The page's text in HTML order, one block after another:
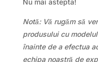
Nu mai astepta!
Notă: Vă rugăm să
produsului cu
înainte de a efectua
echipa noastră de